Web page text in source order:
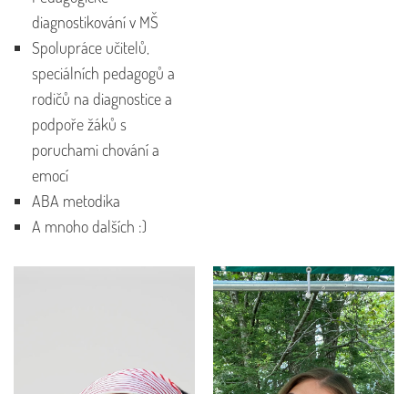
diagnostikování v MŠ
Spolupráce učitelů,
speciálních pedagogů a
rodičů na diagnostice a
podpoře žáků s
poruchami chování a
emocí
ABA metodika
A mnoho dalších :)